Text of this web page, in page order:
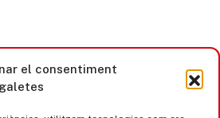
el consentiment